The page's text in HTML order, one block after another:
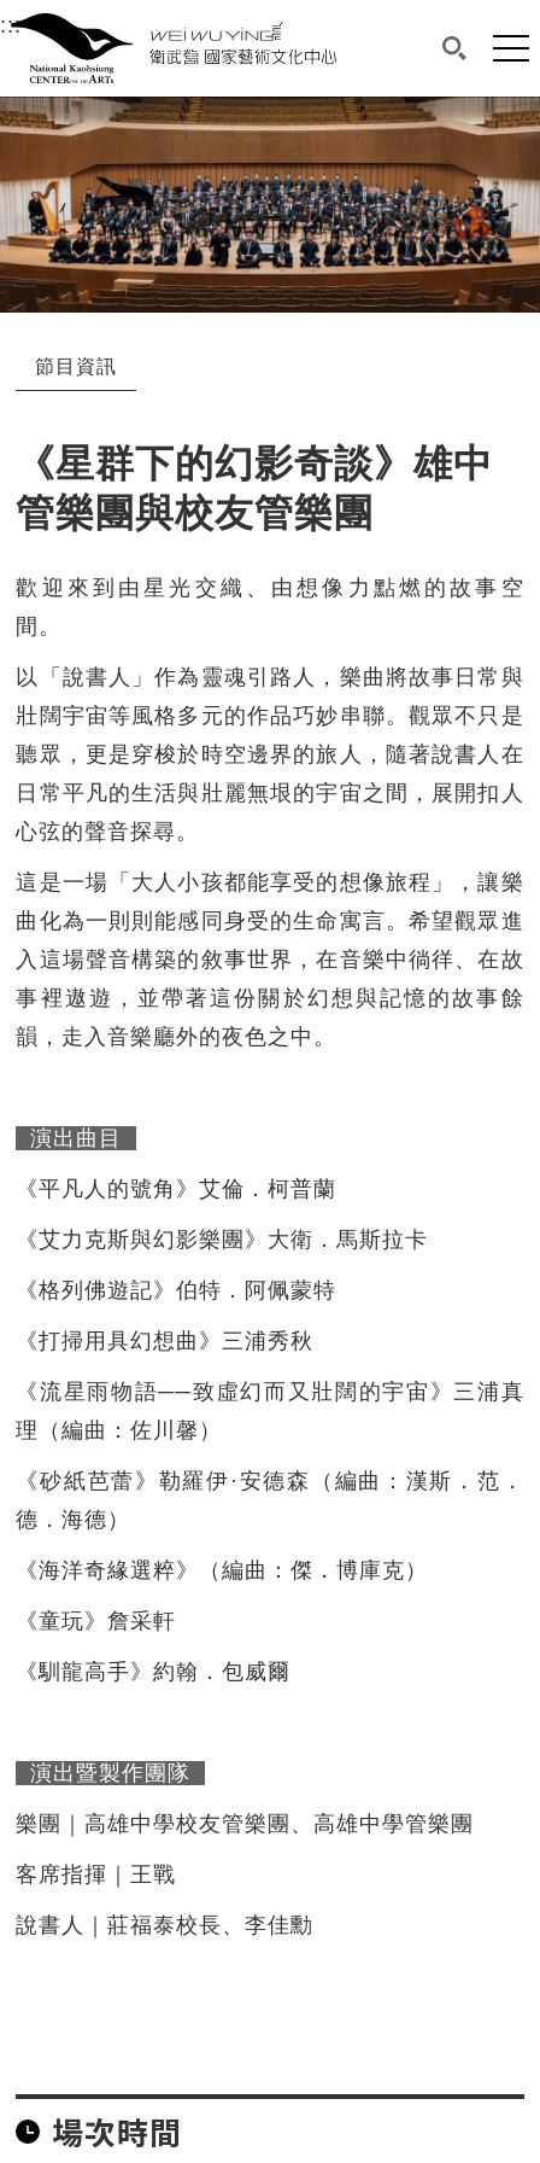
衛武營國家藝術文化中心
中央內容區塊，為本頁主要內容區。
:::選單連結區塊，此區塊列有本網站主要連結。
衛武營國家藝術文化中心
搜尋(開
網
:::中央內容區塊，為本頁主要內容區。
節目資訊
《星群下的幻影奇談》雄中
管樂團與校友管樂團
歡迎來到由星光交織、由想像力點燃的故事空
間。
以「說書人」作為靈魂引路人，樂曲將故事日常與
壯闊宇宙等風格多元的作品巧妙串聯。觀眾不只是
聽眾，更是穿梭於時空邊界的旅人，隨著說書人在
日常平凡的生活與壯麗無垠的宇宙之間，展開扣人
心弦的聲音探尋。
這是一場「大人小孩都能享受的想像旅程」，讓樂
曲化為一則則能感同身受的生命寓言。希望觀眾進
入這場聲音構築的敘事世界，在音樂中徜徉、在故
事裡遨遊，並帶著這份關於幻想與記憶的故事餘
韻，走入音樂廳外的夜色之中。
演出曲目
《平凡人的號角》艾倫．柯普蘭
《艾力克斯與幻影樂團》大衛．馬斯拉卡
《格列佛遊記》伯特．阿佩蒙特
《打掃用具幻想曲》三浦秀秋
《流星雨物語──致虛幻而又壯闊的宇宙》三浦真
理（編曲：佐川馨）
《砂紙芭蕾》勒羅伊·安德森（編曲：漢斯．范．
德．海德）
《海洋奇緣選粹》（編曲：傑．博庫克）
《童玩》詹采軒
《馴龍高手》約翰．包威爾
演出暨製作團隊
樂團｜高雄中學校友管樂團、高雄中學管樂團
客席指揮｜王戰
說書人｜莊福泰校長、李佳勳
場次時間